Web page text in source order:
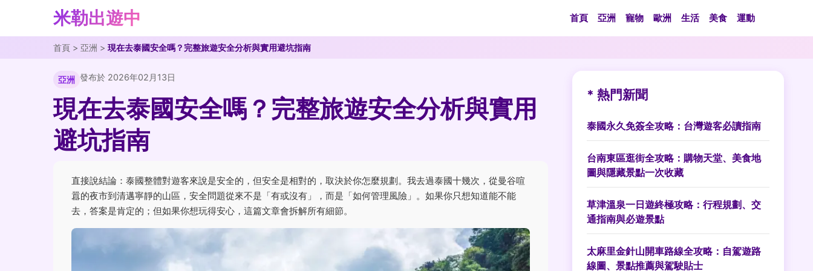
米勒出遊中 首頁 亞洲 寵物 歐洲 生活 美食 運動
首頁 > 亞洲 > 現在去泰國安全嗎？完整旅遊安全分析與實用避坑指南
亞洲 發布於 2026年02月13日
現在去泰國安全嗎？完整旅遊安全分析與實用
避坑指南
直接說結論：泰國整體對遊客來說是安全的，但安全是相對的，取決於你怎麼規劃。我去過泰國十幾次，從曼谷喧
囂的夜市到清邁寧靜的山區，安全問題從來不是「有或沒有」，而是「如何管理風險」。如果你只想知道能不能
去，答案是肯定的；但如果你想玩得安心，這篇文章會拆解所有細節。
* 熱門新聞
泰國永久免簽全攻略：台灣遊客必讀指南
台南東區逛街全攻略：購物天堂、美食地
圖與隱藏景點一次收藏
草津溫泉一日遊終極攻略：行程規劃、交
通指南與必遊景點
太麻里金針山開車路線全攻略：自駕遊路
線圖、景點推薦與駕駛貼士